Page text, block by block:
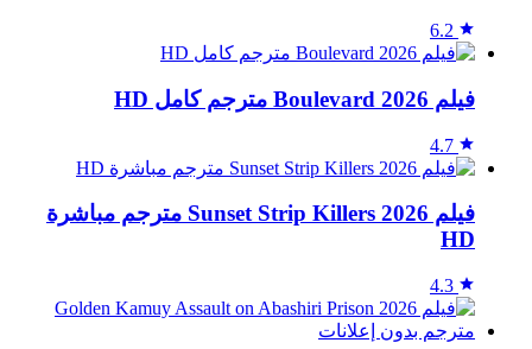
6.2
فيلم Boulevard 2026 مترجم كامل HD
4.7
فيلم Sunset Strip Killers 2026 مترجم مباشرة
HD
4.3